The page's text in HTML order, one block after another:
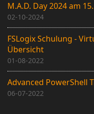
M.A.D. Day 2024 am
02-10-2024
FSLogix Schulung -
Übersicht
01-08-2022
Advanced PowerShell
06-07-2022